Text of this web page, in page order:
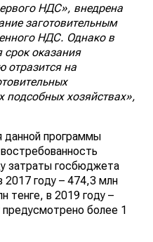
НДС», внедрена
заготовительным
НДС. Однако в
срок оказания
отразится на
подсобных хозяйствах»,
данной программы
затраты госбюджета
2017 году – 474,3 млн
тенге, в 2019 году –
более 1